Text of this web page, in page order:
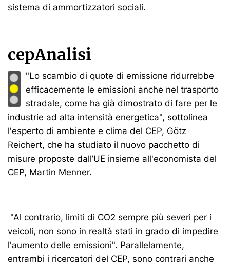
sistema di ammortizzatori sociali.
cepAnalisi
"Lo scambio di quote di emissione ridurrebbe
efficacemente le emissioni anche nel trasporto
stradale, come ha già dimostrato di fare per le
industrie ad alta intensità energetica", sottolinea
l'esperto di ambiente e clima del CEP, Götz
Reichert, che ha studiato il nuovo pacchetto di
misure proposte dall’UE insieme all'economista del
CEP, Martin Menner.
"Al contrario, limiti di CO2 sempre più severi per i
veicoli, non sono in realtà stati in grado di impedire
l'aumento delle emissioni". Parallelamente,
entrambi i ricercatori del CEP, sono contrari anche